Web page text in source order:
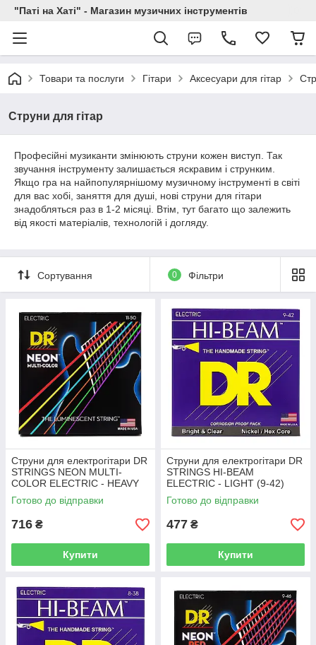
"Паті на Хаті" - Магазин музичних інструментів
Товари та послуги Гітари Аксесуари для гітар
Струни для гітар
Професійні музиканти змінюють струни кожен виступ. Так
звучання інструменту залишається яскравим і струнким.
Якщо гра на найпопулярнішому музичному інструменті в світі
для вас хобі, заняття для душі, нові струни для гітари
знадобляться раз в 1-2 місяці. Втім, тут багато що залежить
від якості матеріалів, технологій і догляду.
Сортування 0 Фільтри
Струни для електрогітари DR
STRINGS NEON MULTI-
COLOR ELECTRIC - HEAVY
(11-50)
Готово до відправки
716 ₴
Купити
Струни для електрогітари DR
STRINGS HI-BEAM
ELECTRIC - LIGHT (9-42)
Готово до відправки
477 ₴
Купити